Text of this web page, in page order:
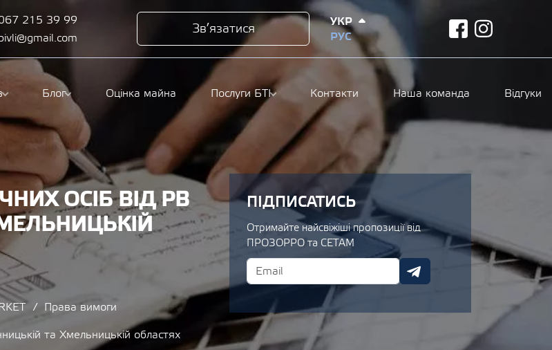
215 39 99
Зв’язатися
УКР
РУС
facebook
Блог Оцінка майна Послуги БТІ Контакти Наша команда Відгуки
ОСІБ ВІД РВ
Права вимоги
та Хмельницькій областях
ПІДПИСАТИСЬ
Отримайте найсвіжіші пропозиції від
ПРОЗОРРО та СЕТАМ